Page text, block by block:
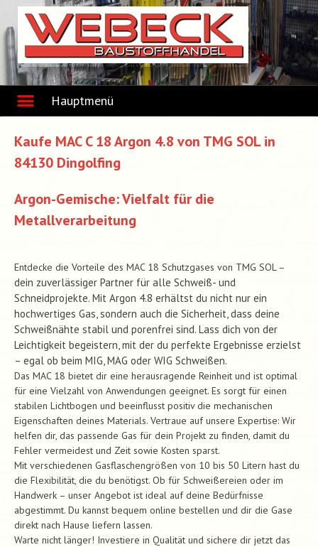
content
Hauptmenü
Kaufe MAC C 18 Argon 4.8 von TMG SOL in
84130 Dingolfing
Argon-Gemische: Vielfalt für die
Metallverarbeitung
Entdecke die Vorteile des MAC 18 Schutzgases von TMG SOL –
dein zuverlässiger Partner für alle Schweiß- und
Schneidprojekte. Mit Argon 4.8 erhältst du nicht nur ein
hochwertiges Gas, sondern auch die Sicherheit, dass deine
Schweißnähte stabil und porenfrei sind. Lass dich von der
Leichtigkeit begeistern, mit der du perfekte Ergebnisse erzielst
– egal ob beim MIG, MAG oder WIG Schweißen.
Das MAC 18 bietet dir eine herausragende Reinheit und ist optimal
für eine Vielzahl von Anwendungen geeignet. Es sorgt für einen
stabilen Lichtbogen und beeinflusst positiv die mechanischen
Eigenschaften deines Materials. Vertraue auf unsere Expertise: Wir
helfen dir, das passende Gas für dein Projekt zu finden, damit du
Fehler vermeidest und Zeit sowie Kosten sparst.
Mit verschiedenen Gasflaschengrößen von 10 bis 50 Litern hast du
die Flexibilität, die du benötigst. Ob für Schweißereien oder im
Handwerk – unser Angebot ist ideal auf deine Bedürfnisse
abgestimmt. Du kannst bequem online bestellen und dir die Gase
direkt nach Hause liefern lassen.
Warte nicht länger! Investiere in Qualität und sichere dir jetzt das